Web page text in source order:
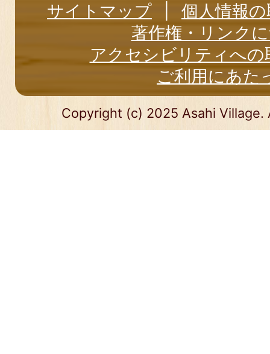
サイトマップ
個人情報
著作権・リンク
アクセシビリティへの
ご利用にあた
Copyright (c) 2025 Asahi Village.